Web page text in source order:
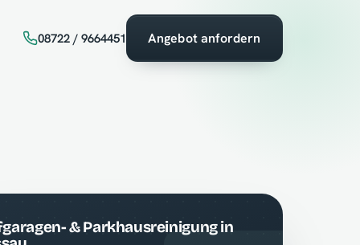
08722 / 9664451 Angebot anfordern
& Parkhausreinigung in